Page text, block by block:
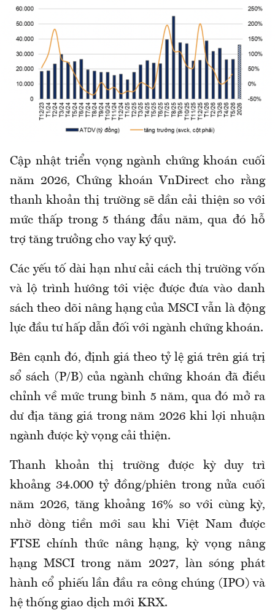
Cập nhật triển vọng ngành chứng khoán cuối
năm 2026, Chứng khoán VnDirect cho rằng
thanh khoản thị trường sẽ dần cải thiện so với
mức thấp trong 5 tháng đầu năm, qua đó hỗ
trợ tăng trưởng cho vay ký quỹ.
Các yếu tố dài hạn như cải cách thị trường vốn
và lộ trình hướng tới việc được đưa vào danh
sách theo dõi nâng hạng của MSCI vẫn là động
lực đầu tư hấp dẫn đối với ngành chứng khoán.
Bên cạnh đó, định giá theo tỷ lệ giá trên giá trị
sổ sách (P/B) của ngành chứng khoán đã điều
chỉnh về mức trung bình 5 năm, qua đó mở ra
dư địa tăng giá trong năm 2026 khi lợi nhuận
ngành được kỳ vọng cải thiện.
Thanh khoản thị trường được kỳ duy trì
khoảng 34.000 tỷ đồng/phiên trong nửa cuối
năm 2026, tăng khoảng 16% so với cùng kỳ,
nhờ dòng tiền mới sau khi Việt Nam được
FTSE chính thức nâng hạng, kỳ vọng nâng
hạng MSCI trong năm 2027, làn sóng phát
hành cổ phiếu lần đầu ra công chúng (IPO) và
hệ thống giao dịch mới KRX.